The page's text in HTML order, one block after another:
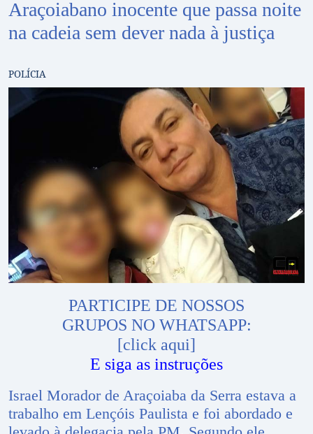
Araçoiabano inocente que passa noite
na cadeia sem dever nada à justiça
POLÍCIA
PARTICIPE DE NOSSOS
GRUPOS NO WHATSAPP:
[click aqui]
E siga as instruções
Israel Morador de Araçoiaba da Serra estava a
trabalho em Lençóis Paulista e foi abordado e